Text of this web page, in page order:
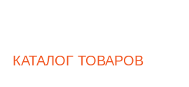
КАТАЛОГ ТОВАРОВ